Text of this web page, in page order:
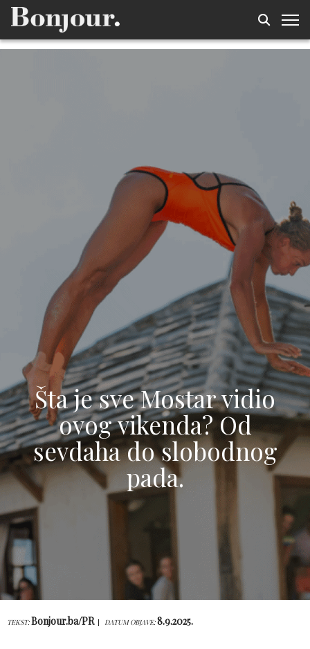
Šta je sve Mostar vidio
ovog vikenda? Od
sevdaha do slobodnog
pada.
TEKST:Bonjour.ba/PR DATUM OBJAVE:8.9.2025.